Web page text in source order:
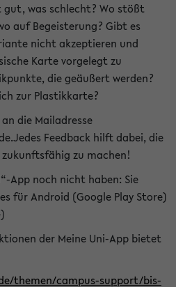
was schlecht? Wo stößt
auf Begeisterung? Gibt es
nicht akzeptieren und
Karte vorgelegt zu
die geäußert werden?
zur Plastikkarte?
die Mailadresse
Feedback hilft dabei, die
zu machen!
App noch nicht haben: Sie
für Android (Google Play Store)
der Meine Uni-App bietet
themen/campus-support/bis-